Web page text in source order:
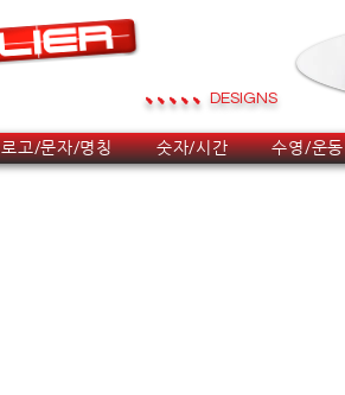
..... DESIGNS
로고/문자/명칭 숫자/시간 수영/운동